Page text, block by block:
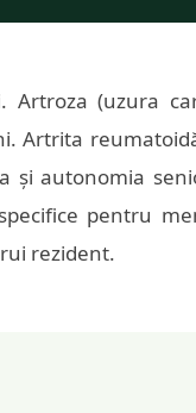
(uzura
Artrita
și autonomia
pentru
rezident.